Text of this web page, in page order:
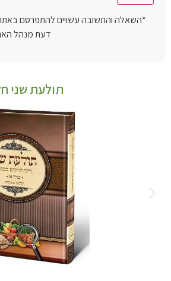
*השאלה והתשובה עשויים להתפרסם
דעת מנהל
תולעת שני